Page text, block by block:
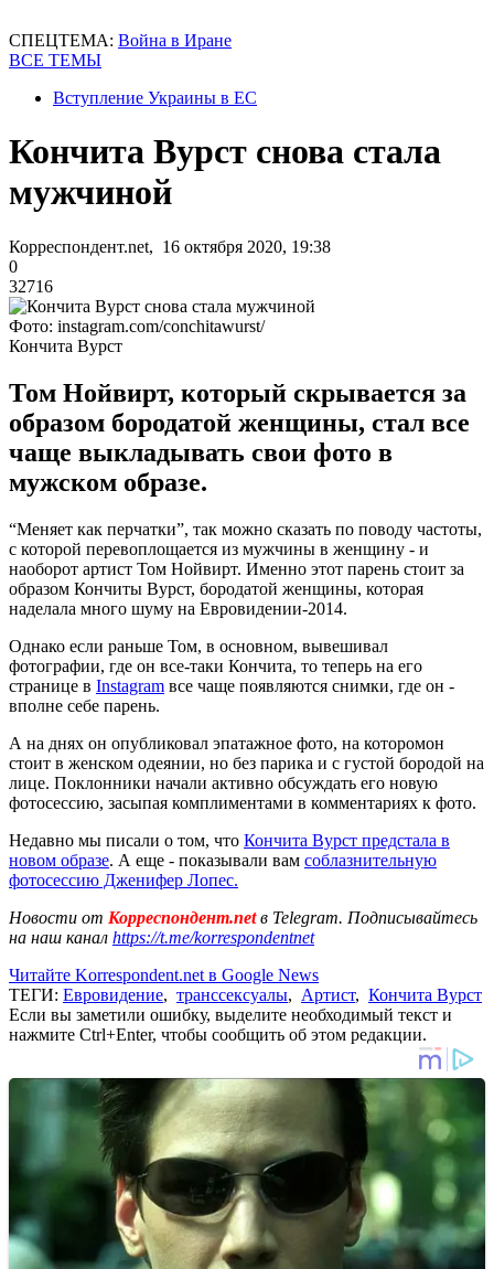
СПЕЦТЕМА: Война в Иране
ВСЕ ТЕМЫ
Вступление Украины в ЕС
Кончита Вурст снова стала
мужчиной
Корреспондент.net, 16 октября 2020, 19:38
0
32716
Фото: instagram.com/conchitawurst/
Кончита Вурст
Том Нойвирт, который скрывается за
образом бородатой женщины, стал все
чаще выкладывать свои фото в
мужском образе.
“Меняет как перчатки”, так можно сказать по поводу частоты,
с которой перевоплощается из мужчины в женщину - и
наоборот артист Том Нойвирт. Именно этот парень стоит за
образом Кончиты Вурст, бородатой женщины, которая
наделала много шуму на Евровидении-2014.
Однако если раньше Том, в основном, вывешивал
фотографии, где он все-таки Кончита, то теперь на его
странице в Instagram все чаще появляются снимки, где он -
вполне себе парень.
А на днях он опубликовал эпатажное фото, на которомон
стоит в женском одеянии, но без парика и с густой бородой на
лице. Поклонники начали активно обсуждать его новую
фотосессию, засыпая комплиментами в комментариях к фото.
Недавно мы писали о том, что Кончита Вурст предстала в
новом образе. А еще - показывали вам соблазнительную
фотосессию Дженифер Лопес.
Новости от Корреспондент.netв Telegram. Подписывайтесь
на наш канал https://t.me/korrespondentnet
Читайте Korrespondent.net в Google News
ТЕГИ: Евровидение, транссексуалы, Артист, Кончита Вурст
Если вы заметили ошибку, выделите необходимый текст и
нажмите Ctrl+Enter, чтобы сообщить об этом редакции.